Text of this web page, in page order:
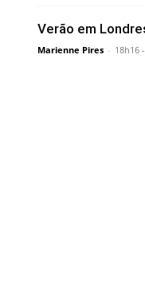
Verão em
Marienne Pires - 18h16